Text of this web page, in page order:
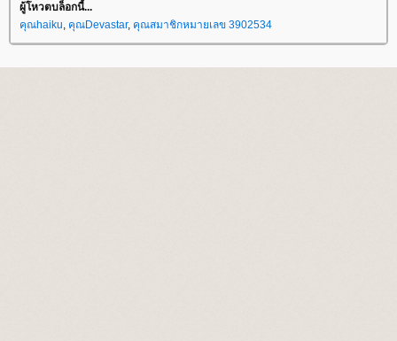
ผู้โหวตบล็อกนี้...
คุณhaiku, คุณDevastar, คุณสมาชิกหมายเลข 3902534